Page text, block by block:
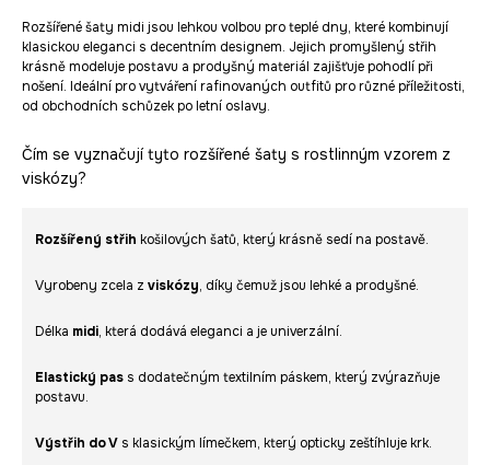
Rozšířené šaty midi jsou lehkou volbou pro teplé dny, které kombinují
klasickou eleganci s decentním designem. Jejich promyšlený střih
krásně modeluje postavu a prodyšný materiál zajišťuje pohodlí při
nošení. Ideální pro vytváření rafinovaných outfitů pro různé příležitosti,
od obchodních schůzek po letní oslavy.
Čím se vyznačují tyto rozšířené šaty s rostlinným vzorem z
viskózy?
Rozšířený střih košilových šatů, který krásně sedí na postavě.
Vyrobeny zcela z viskózy, díky čemuž jsou lehké a prodyšné.
Délka midi, která dodává eleganci a je univerzální.
Elastický pas s dodatečným textilním páskem, který zvýrazňuje
postavu.
Výstřih do V s klasickým límečkem, který opticky zeštíhluje krk.